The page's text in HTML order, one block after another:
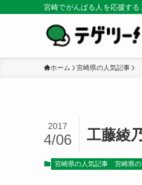
宮崎でがんばる人を応援する
ホーム 宮崎県の人気記事
工藤綾
2017
4/06
宮崎県の人気記事 宮崎県